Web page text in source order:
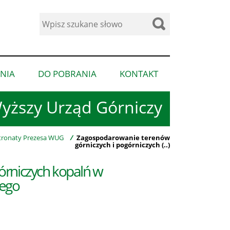
Urząd Górniczy
Wyszukaj
pokaż
podmenu
dla
“Ogłoszenia”
DO POBRANIA
pokaż
podmenu
dla
pobrania”
KONTAKT
podmenu
Prezesa WUG / Zagospodarowanie terenów
górniczych i pogórniczych (..)
kopalń w